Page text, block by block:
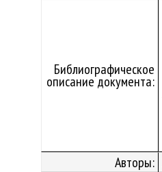
Библиографическое
описание документа:
Авторы: